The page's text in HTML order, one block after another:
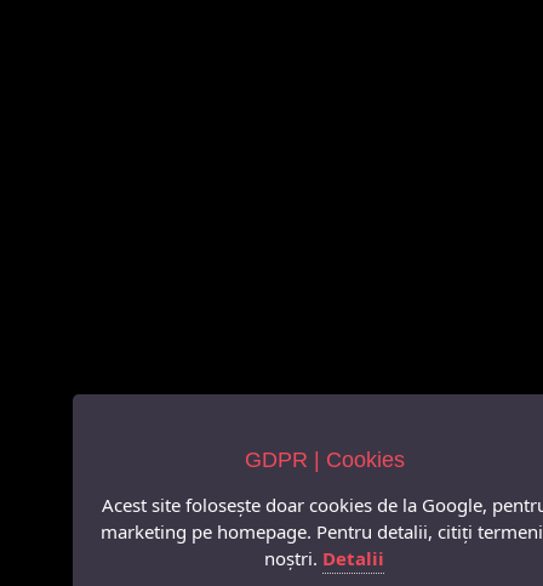
GDPR | Cookies
Acest site folosește doar cookies de la Google,
marketing pe homepage. Pentru detalii, citiți
noștri. Detalii